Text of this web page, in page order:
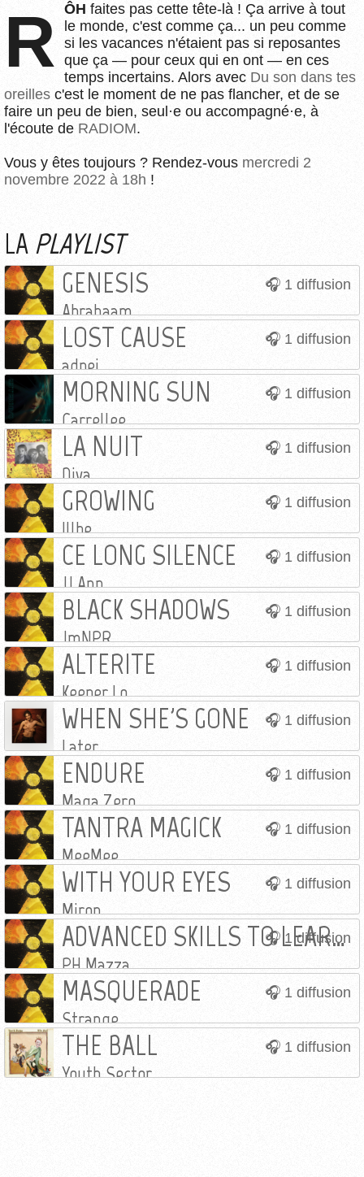
RÔH faites pas cette tête-là ! Ça arrive à tout
le monde, c'est comme ça... un peu comme
si les vacances n'étaient pas si reposantes
que ça — pour ceux qui en ont — en ces
temps incertains. Alors avec Du son dans tes
oreilles c'est le moment de ne pas flancher, et de se
faire un peu de bien, seul·e ou accompagné·e, à
l'écoute de RADIOM.
Vous y êtes toujours ? Rendez-vous mercredi 2
novembre 2022 à 18h !
LA PLAYLIST
1 diffusion
GENESIS
Abrahaam
1 diffusion
LOST CAUSE
adpej
1 diffusion
MORNING SUN
Carrellee
1 diffusion
LA NUIT
Diva
1 diffusion
GROWING
Illbe
1 diffusion
CE LONG SILENCE
JJ Ann
1 diffusion
BLACK SHADOWS
JmNPR
1 diffusion
ALTERITE
Keeper Lo
1 diffusion
WHEN SHE'S GONE
Later.
1 diffusion
ENDURE
Maga Zero
1 diffusion
TANTRA MAGICK
MeeMee
1 diffusion
WITH YOUR EYES
Miron
1 diffusion
ADVANCED SKILLS TO LEARN NOTHING
PH Mazza
1 diffusion
MASQUERADE
Strange
1 diffusion
THE BALL
Youth Sector